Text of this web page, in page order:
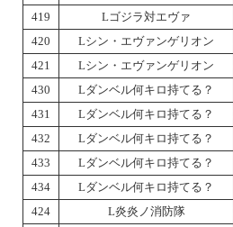
419
Lゴジラ対エヴァ
420
Lシン・エヴァンゲリオン
421
Lシン・エヴァンゲリオン
430
Lダンベル何キロ持てる？
431
Lダンベル何キロ持てる？
432
Lダンベル何キロ持てる？
433
Lダンベル何キロ持てる？
434
Lダンベル何キロ持てる？
424
L炎炎ノ消防隊